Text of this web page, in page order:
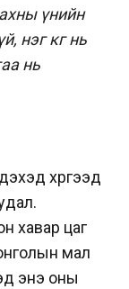
үнийн
нэг кг нь
нь
хүргээд
хавар цаг
мал
энэ оны